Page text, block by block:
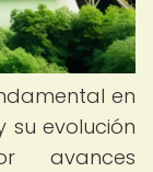
en
su evolución
avances